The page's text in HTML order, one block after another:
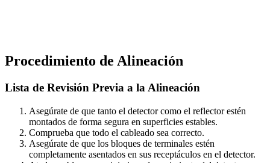
Procedimiento de Alineación
Lista de Revisión Previa a la Alineación
Asegúrate de que tanto el detector como el reflector estén
montados de forma segura en superficies estables.
Comprueba que todo el cableado sea correcto.
Asegúrate de que los bloques de terminales estén
completamente asentados en sus receptáculos en el detector.